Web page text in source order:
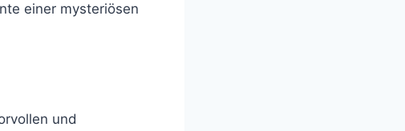
einer mysteriösen
und